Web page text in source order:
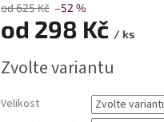
od 625 Kč –52 %
od 298 Kč / ks
cena:
Zvolte variantu
Velikost